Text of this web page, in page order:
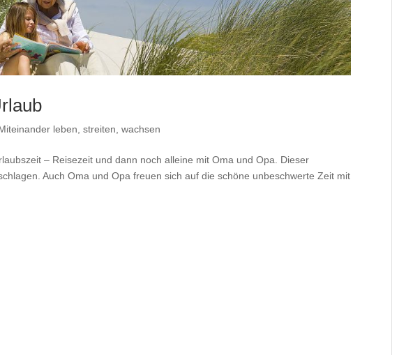
leben, streiten, wachsen
– Reisezeit und dann noch alleine mit Oma und Opa. Dieser
Auch Oma und Opa freuen sich auf die schöne unbeschwerte Zeit mit